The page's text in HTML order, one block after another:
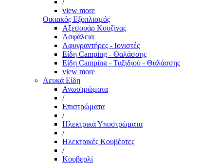
/
view more
Οικιακός Εξοπλισμός
Αξεσουάρ Κουζίνας
Ασφάλεια
Αφυγραντήρες - Ιονιστές
Είδη Camping - Θαλάσσης
Είδη Camping - Ταξιδιού - Θαλάσσης
view more
Λευκά Είδη
Ανωστρώματα
/
Επιστρώματα
/
Ηλεκτρικά Υποστρώματα
/
Ηλεκτρικές Κουβέρτες
/
Κουβερλί